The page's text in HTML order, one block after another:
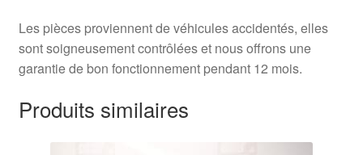
Les pièces proviennent de véhicules accidentés, elles
sont soigneusement contrôlées et nous offrons une
garantie de bon fonctionnement pendant 12 mois.
Produits similaires